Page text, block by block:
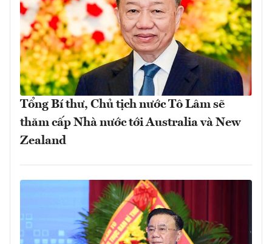
Tổng Bí thư, Chủ tịch nước Tô Lâm sẽ
thăm cấp Nhà nước tới Australia và New
Zealand